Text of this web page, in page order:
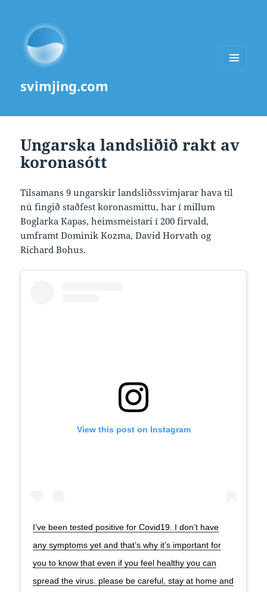
svimjing.com
Ungarska landsliðið rakt av
koronasótt
Tilsamans 9 ungarskir landsliðssvimjarar hava til
nú fingið staðfest koronasmittu, har í millum
Boglarka Kapas, heimsmeistari í 200 firvald,
umframt Dominik Kozma, David Horvath og
Richard Bohus.
View this post on Instagram
I’ve been tested positive for Covid19. I don’t have
any symptoms yet and that’s why it’s important for
you to know that even if you feel healthy you can
spread the virus. please be careful, stay at home and